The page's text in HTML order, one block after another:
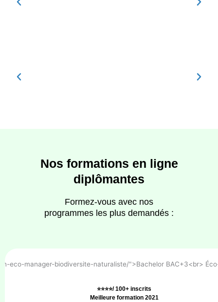
Nos formations en ligne
diplômantes
Formez-vous avec nos
programmes les plus demandés :
⭐⭐⭐⭐/ 100+ inscrits
Meilleure formation 2021